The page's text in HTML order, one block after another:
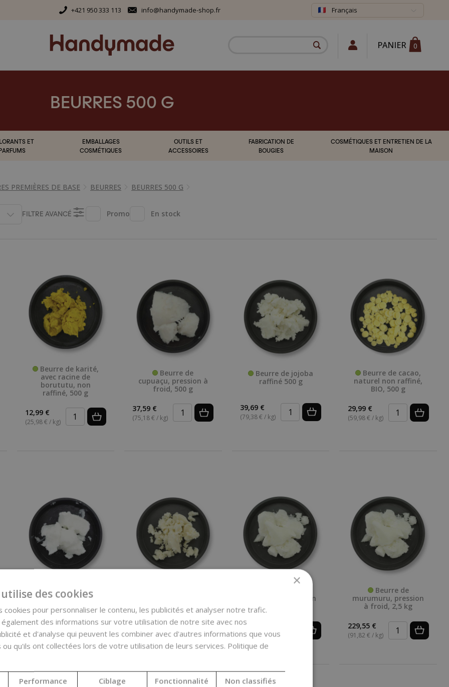
+421 950 333 113 info@handymade-shop.fr Français
PANIER 0
BEURRES 500 G
ET
EMBALLAGES
COSMÉTIQUES
OUTILS ET
ACCESSOIRES
FABRICATION DE
BOUGIES
COSMÉTIQUES ET ENTRETIEN DE LA
MAISON
PREMIÈRES DE BASE BEURRES BEURRES 500 G
FILTRE AVANCÉ Promo En stock
Beurre de karité,
avec racine de
borututu, non
raffiné, 500 g
12,99 €
(25,98 € / kg)
Beurre de
cupuaçu, pression à
froid, 500 g
37,59 €
(75,18 € / kg)
Beurre de jojoba
raffiné 500 g
39,69 €
(79,38 € / kg)
Beurre de cacao,
naturel non raffiné,
BIO, 500 g
29,99 €
(59,98 € / kg)
Beurre d'amande,
raffiné 500 g
22,56 €
(0,05 € / pcs)
g
17,29 €
(34,58 € / kg)
Murumuru, pression
à froid, 500 g
49,99 €
(99,98 € / kg)
Beurre de
murumuru, pression
à froid, 2,5 kg
229,55 €
(91,82 € / kg)
×
des cookies
cookies pour personnaliser le contenu, les publicités et analyser notre trafic.
des informations sur votre utilisation de notre site avec nos
et d'analyse qui peuvent les combiner avec d'autres informations que vous
ou qu'ils ont collectées lors de votre utilisation de leurs services. Politique de
Performance Ciblage Fonctionnalité Non classifiés